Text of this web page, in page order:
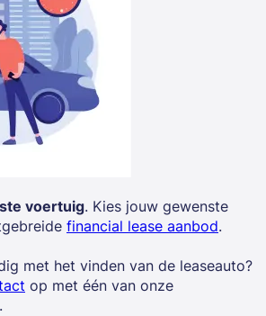
voertuig. Kies jouw gewenste
financial lease aanbod.
met het vinden van de leaseauto?
op met één van onze